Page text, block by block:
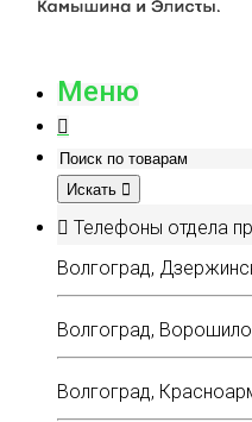
Меню
Искать
Телефоны отдела
Волгоград,
Волгоград,
Волгоград,